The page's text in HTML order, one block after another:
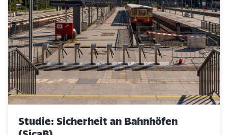
Studie: Sicherheit an Bahnhöfen